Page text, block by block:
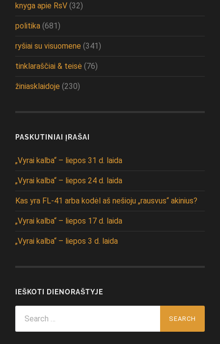
knyga apie RsV (32)
politika (681)
ryšiai su visuomene (341)
tinklaraščiai & teisė (76)
žiniasklaidoje (230)
PASKUTINIAI ĮRAŠAI
„Vyrai kalba“ – liepos 31 d. laida
„Vyrai kalba“ – liepos 24 d. laida
Kas yra FL-41 arba kodėl aš nešioju „rausvus“ akinius?
„Vyrai kalba“ – liepos 17 d. laida
„Vyrai kalba“ – liepos 3 d. laida
IEŠKOTI DIENORAŠTYJE
for: